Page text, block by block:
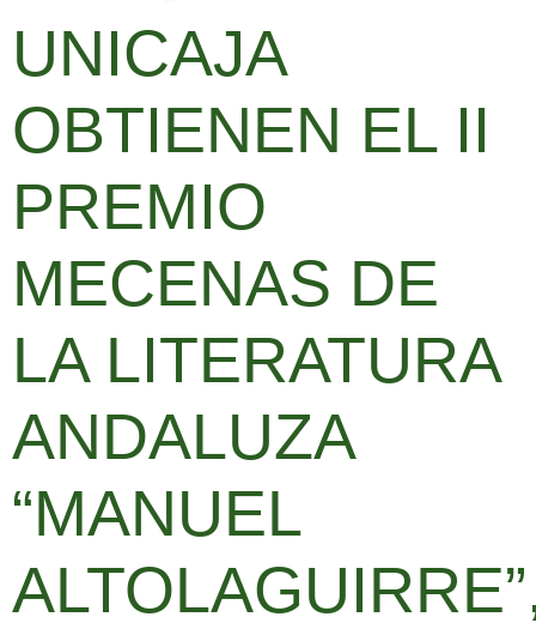
UNICAJA
OBTIENEN EL II
PREMIO
MECENAS DE
LA LITERATURA
ANDALUZA
“MANUEL